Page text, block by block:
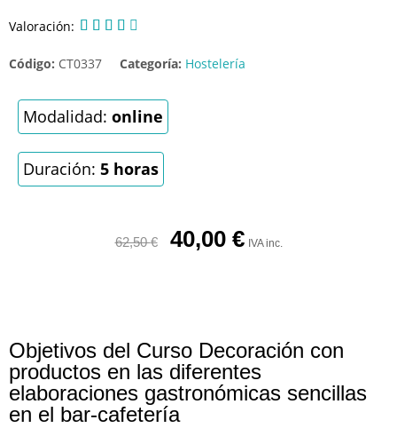
Valoración:     
Código: CT0337 Categoría: Hostelería
Modalidad: online
Duración: 5 horas
62,50€ 40,00 € IVA inc.
Objetivos del Curso Decoración con
productos en las diferentes
elaboraciones gastronómicas sencillas
en el bar-cafetería